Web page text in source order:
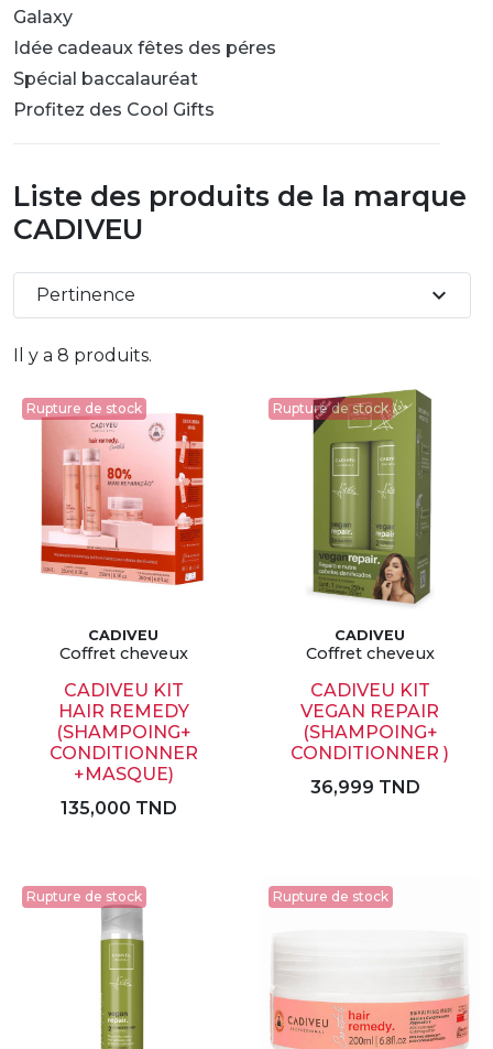
Galaxy
Idée cadeaux fêtes des péres
Spécial baccalauréat
Profitez des Cool Gifts
Liste des produits de la marque
CADIVEU
Il y a 8 produits.
Pertinence expand_more
Rupture de stock
CADIVEU
Coffret cheveux
CADIVEU KIT
HAIR REMEDY
(SHAMPOING+
CONDITIONNER
+MASQUE)
135,000 TND
Rupture de stock
CADIVEU
Coffret cheveux
CADIVEU KIT
VEGAN REPAIR
(SHAMPOING+
CONDITIONNER )
36,999 TND
Rupture de stock Rupture de stock